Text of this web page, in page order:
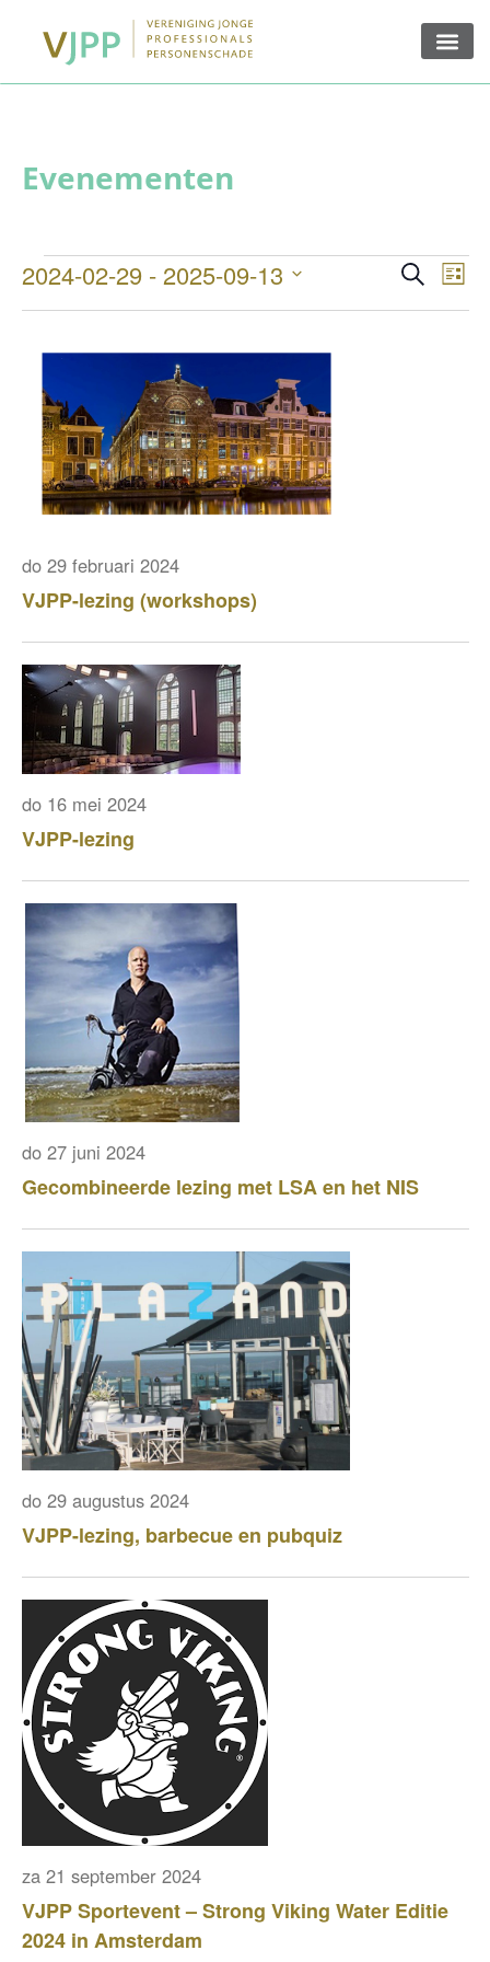
Zoeken
Lijst
2024-02-29 - 2025-09-13
een
do 29 februari 2024
VJPP-lezing (workshops)
do 16 mei 2024
VJPP-lezing
do 27 juni 2024
Gecombineerde lezing met LSA en het NIS
do 29 augustus 2024
VJPP-lezing, barbecue en pubquiz
za 21 september 2024
VJPP Sportevent – Strong Viking Water Editie
2024 in Amsterdam